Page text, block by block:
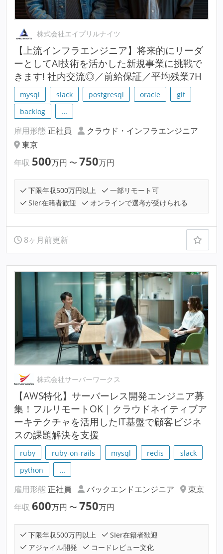
株式会社エイプリルナイツ
【上流インフラエンジニア】将来的にリーダ
ーとしてAI技術を活かした新規事業に挑戦で
きます! 社内交流◎／前給保証／平均残業7H
mysql slack postgresql oracle
git
backlog
…
雇用形態 正社員
クラウド・インフラエンジニア
東京
年収 500万円 〜 750万円
下限年収500万円以上
一部リモート可
SIer在籍者歓迎
オンラインで選考が受けられる
8ヶ月前更新
株式会社サーバーワークス
【AWS特化】サーバーレス開発エンジニア募
集！フルリモートOK｜クラウドネイティブア
ーキテクチャを活用したIT基盤で顧客ビジネ
スの課題解決を支援
ruby ruby-on-rails mysql redis
slack
python
…
雇用形態 正社員 バックエンドエンジニア
東京
年収 600万円 〜 750万円
下限年収500万円以上
SIer在籍者歓迎
アジャイル開発
コードレビュー文化